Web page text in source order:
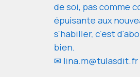
de soi, pas comme
épuisante aux
s'habiller, c'est
bien.
✉ lina.m@tulasdit.fr